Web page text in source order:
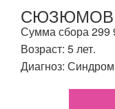
СЮЗЮМОВ
Сумма сбора 299
Возраст: 5 лет.
Диагноз: